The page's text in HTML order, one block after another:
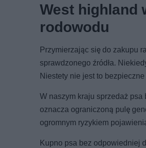
West highland
rodowodu
Przymierzając się do zakupu
sprawdzonego źródła.
Niestety nie jest to
W naszym kraju sprzedaż
oznacza ograniczoną pulę
ogromnym ryzykiem
Kupno psa bez odpowiedniej